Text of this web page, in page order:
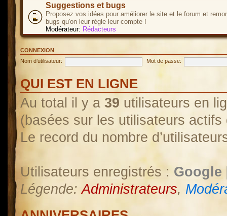
Suggestions et bugs
Proposez vos idées pour améliorer le site et le forum et
bugs qu'on leur règle leur compte !
Modérateur: Rédacteurs
CONNEXION
Nom d’utilisateur:
Mot de passe:
QUI EST EN LIGNE
Au total il y a 39 utilisateurs en
(basées sur les utilisateurs
Le record du nombre
Utilisateurs enregistrés : Google
Légende:Administrateurs,